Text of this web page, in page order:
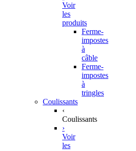
Voir
les
produits
Ferme-
impostes
à
câble
Ferme-
impostes
à
tringles
Coulissants
‹
Coulissants
›
Voir
les